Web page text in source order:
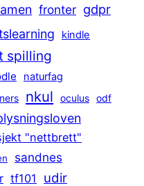
fronter gdpr
kindle
spilling
naturfag
nkul oculus odf
"nettbrett"
sandnes
tf101 udir